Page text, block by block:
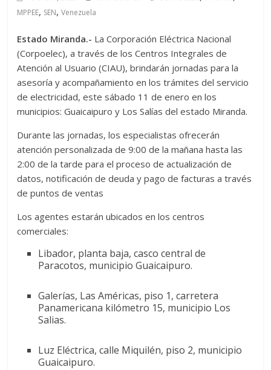
MPPEE, SEN,Venezuela
Estado Miranda.- La Corporación Eléctrica Nacional
(Corpoelec), a través de los Centros Integrales de
Atención al Usuario (CIAU), brindarán jornadas para la
asesoría y acompañamiento en los trámites del servicio
de electricidad, este sábado 11 de enero en los
municipios: Guaicaipuro y Los Salías del estado Miranda.
Durante las jornadas, los especialistas ofrecerán
atención personalizada de 9:00 de la mañana hasta las
2:00 de la tarde para el proceso de actualización de
datos, notificación de deuda y pago de facturas a través
de puntos de ventas
Los agentes estarán ubicados en los centros
comerciales:
Libador, planta baja, casco central de
Paracotos, municipio Guaicaipuro.
Galerías, Las Américas, piso 1, carretera
Panamericana kilómetro 15, municipio Los
Salias.
Luz Eléctrica, calle Miquilén, piso 2, municipio
Guaicaipuro.